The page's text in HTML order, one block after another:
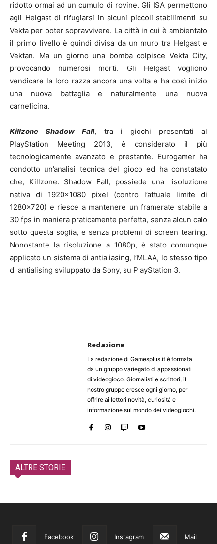
ridotto ormai ad un cumulo di rovine. Gli ISA permettono
agli Helgast di rifugiarsi in alcuni piccoli stabilimenti su
Vekta per poter sopravvivere. La città in cui è ambientato
il primo livello è quindi divisa da un muro tra Helgast e
Vektan. Ma un giorno una bomba colpisce Vekta City,
provocando numerosi morti. Gli Helgast vogliono
vendicare la loro razza ancora una volta e ha così inizio
una nuova battaglia e naturalmente una nuova
carneficina.
Killzone Shadow Fall, tra i giochi presentati al
PlayStation Meeting 2013, è considerato il più
tecnologicamente avanzato e prestante. Eurogamer ha
condotto un’analisi tecnica del gioco ed ha constatato
che, Killzone: Shadow Fall, possiede una risoluzione
nativa di 1920×1080 pixel (contro l’attuale limite di
1280×720) e riesce a mantenere un framerate stabile a
30 fps in maniera praticamente perfetta, senza alcun calo
sotto questa soglia, e senza problemi di screen tearing.
Nonostante la risoluzione a 1080p, è stato comunque
applicato un sistema di antialiasing, l’MLAA, lo stesso tipo
di antialising sviluppato da Sony, su PlayStation 3.
Redazione
La redazione di Gamesplus.it è formata
da un gruppo variegato di appassionati
di videogioco. Giornalisti e scrittori, il
nostro gruppo cresce ogni giorno, per
offrire ai lettori novità, curiosità e
informazione sul mondo dei videogiochi.
ALTRE STORIE
Facebook Instagram Mail